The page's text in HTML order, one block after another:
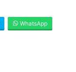
WhatsApp